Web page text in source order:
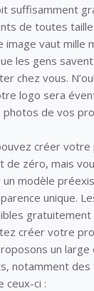
suffisamment
de toutes
image vaut mille
les gens
chez vous.
logo sera
photos de vos
créer
de zéro, mais
un modèle
unique.
gratuitement
créer votre
un large
notamment
ceux-ci :